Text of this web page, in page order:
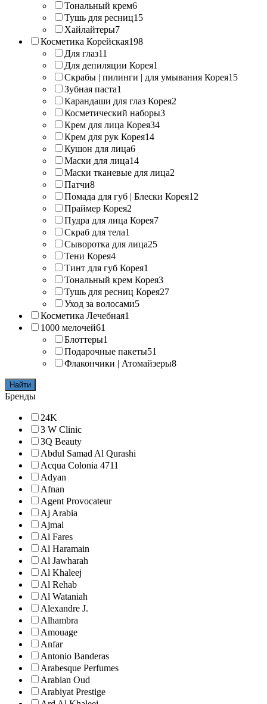
Тональный крем6
Тушь для ресниц15
Хайлайтеры7
Косметика Корейская198
Для глаз11
Для депиляции Корея1
Скрабы | пилинги | для умывания Корея15
Зубная паста1
Карандаши для глаз Корея2
Косметический наборы3
Крем для лица Корея34
Крем для рук Корея14
Кушон для лица6
Маски для лица14
Маски тканевые для лица2
Патчи8
Помада для губ | Блески Корея12
Праймер Корея2
Пудра для лица Корея7
Скраб для тела1
Сыворотка для лица25
Тени Корея4
Тинт для губ Корея1
Тональный крем Корея3
Тушь для ресниц Корея27
Уход за волосами5
Косметика Лечебная1
1000 мелочей61
Блоттеры1
Подарочные пакеты51
Флакончики | Атомайзеры8
Найти
Бренды
24K
3 W Clinic
3Q Beauty
Abdul Samad Al Qurashi
Acqua Colonia 4711
Adyan
Afnan
Agent Provocateur
Aj Arabia
Ajmal
Al Fares
Al Haramain
Al Jawharah
Al Khaleej
Al Rehab
Al Wataniah
Alexandre J.
Alhambra
Amouage
Anfar
Antonio Banderas
Arabesque Perfumes
Arabian Oud
Arabiyat Prestige